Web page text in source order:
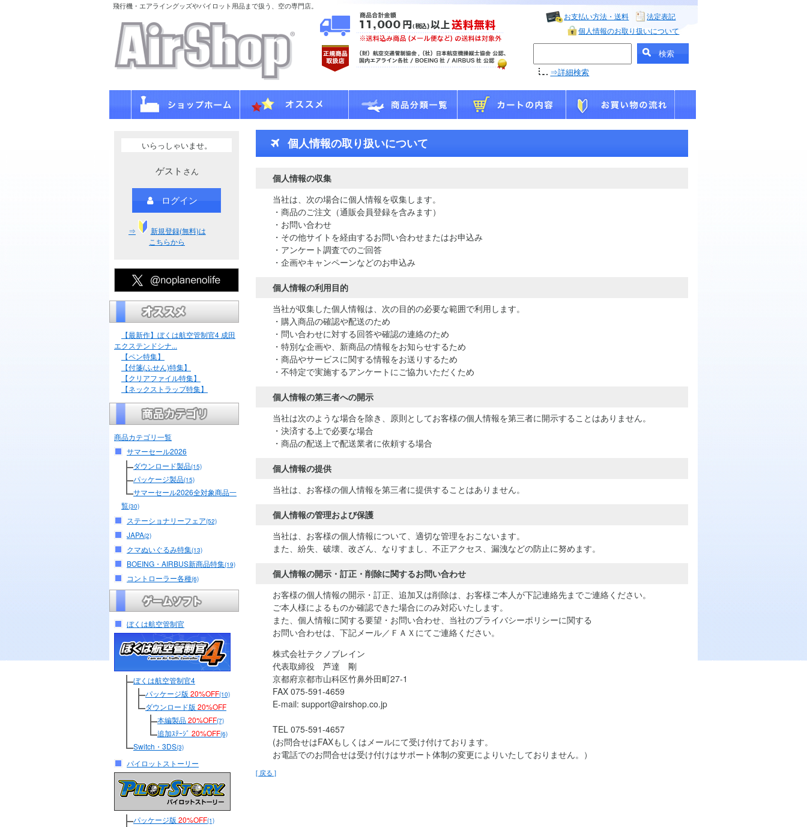
飛行機・エアライングッズやパイロット用品まで扱う、空の専門店。
お支払い方法・送料
法定表記
個人情報のお取り扱いについて
⇒詳細検索
いらっしゃいませ。
ゲスト さん
ログイン
⇒
新規登録(無料)は
こちらから
【最新作】ぼくは航空管制官4 成田
エクステンドシナ...
【ペン特集】
【付箋(ふせん)特集】
【クリアファイル特集】
【ネックストラップ特集】
商品カテゴリ一覧
サマーセール2026
ダウンロード製品(15)
パッケージ製品(15)
サマーセール2026全対象商品一
覧(30)
ステーショナリーフェア(52)
JAPA(2)
クマぬいぐるみ特集(13)
BOEING・AIRBUS新商品特集(19)
コントローラー各種(6)
ぼくは航空管制官
ぼくは航空管制官4
パッケージ版 20%OFF(10)
ダウンロード版 20%OFF
本編製品20%OFF(7)
追加ｽﾃｰｼﾞ 20%OFF(6)
Switch・3DS(3)
パイロットストーリー
パッケージ版 20%OFF(1)
個人情報の取り扱いについて
個人情報の収集
当社は、次の場合に個人情報を収集します。
・商品のご注文（通販会員登録を含みます）
・お問い合わせ
・その他サイトを経由するお問い合わせまたはお申込み
・アンケート調査でのご回答
・企画やキャンペーンなどのお申込み
個人情報の利用目的
当社が収集した個人情報は、次の目的の必要な範囲で利用します。
・購入商品の確認や配送のため
・問い合わせに対する回答や確認の連絡のため
・特別な企画や、新商品の情報をお知らせするため
・商品やサービスに関する情報をお送りするため
・不特定で実施するアンケートにご協力いただくため
個人情報の第三者への開示
当社は次のような場合を除き、原則としてお客様の個人情報を第三者に開示することはありません。
・決済する上で必要な場合
・商品の配送上で配送業者に依頼する場合
個人情報の提供
当社は、お客様の個人情報を第三者に提供することはありません。
個人情報の管理および保護
当社は、お客様の個人情報について、適切な管理をおこないます。
また、紛失、破壊、改ざん、なりすまし、不正アクセス、漏洩などの防止に努めます。
個人情報の開示・訂正・削除に関するお問い合わせ
お客様の個人情報の開示・訂正、追加又は削除は、お客様ご本人が下記連絡先までご連絡ください。
ご本人様によるものか確認できた場合にのみ対応いたします。
また、個人情報に関する要望・お問い合わせ、当社のプライバシーポリシーに関する
お問い合わせは、下記メール／ＦＡＸにてご連絡ください。
株式会社テクノブレイン
代表取締役 芦達 剛
京都府京都市山科区竹鼻外田町27-1
FAX 075-591-4659
E-mail: support@airshop.co.jp
TEL 075-591-4657
(お問合せはFAXもしくはメールにて受け付けております。
お電話でのお問合せは受け付けはサポート体制の変更によりいたしておりません。）
[ 戻る ]